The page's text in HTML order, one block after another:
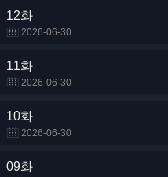
12화
2026-06-30
11화
2026-06-30
10화
2026-06-30
09화